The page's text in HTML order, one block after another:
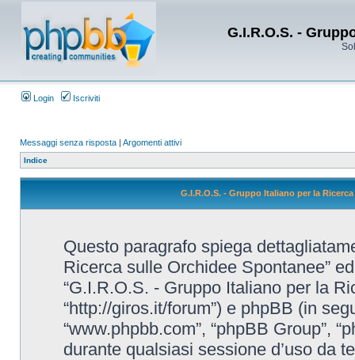
G.I.R.O.S. -
Login Iscriviti
Messaggi senza risposta | Argomenti attivi
Indice
G.I.R.O.S. - Gruppo Italiano per la
Questo paragrafo spiega
Ricerca sulle Orchidee Spontanee”
“G.I.R.O.S. - Gruppo Italiano per la
“http://giros.it/forum”) e phpBB (in
“www.phpbb.com”, “phpBB Group”,
durante qualsiasi sessione d’uso da